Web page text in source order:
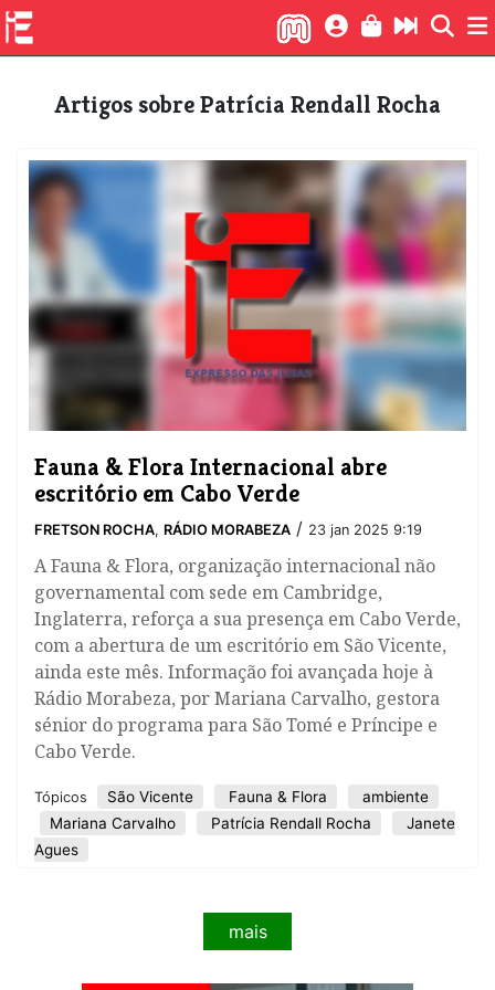
Artigos sobre Patrícia Rendall Rocha
​Fauna & Flora Internacional abre
escritório em Cabo Verde
FRETSON ROCHA, RÁDIO MORABEZA / 23 jan 2025 9:19
A Fauna & Flora, organização internacional não
governamental com sede em Cambridge,
Inglaterra, reforça a sua presença em Cabo Verde,
com a abertura de um escritório em São Vicente,
ainda este mês. Informação foi avançada hoje à
Rádio Morabeza, por Mariana Carvalho, gestora
sénior do programa para São Tomé e Príncipe e
Cabo Verde.
Tópicos São Vicente Fauna & Flora
ambiente
Mariana Carvalho
Patrícia Rendall Rocha
Janete
Agues
mais